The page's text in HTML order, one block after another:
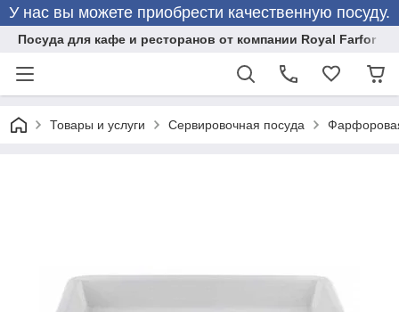
У нас вы можете приобрести качественную посуду.
Посуда для кафе и ресторанов от компании Royal Farfor
Товары и услуги Сервировочная посуда